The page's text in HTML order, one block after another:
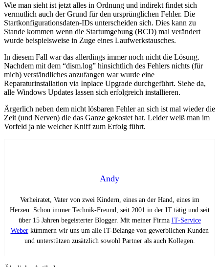
Wie man sieht ist jetzt alles in Ordnung und indirekt findet sich
vermutlich auch der Grund für den ursprünglichen Fehler. Die
Startkonfigurationsdaten-IDs unterscheiden sich. Dies kann zu
Stande kommen wenn die Startumgebung (BCD) mal verändert
wurde beispielsweise in Zuge eines Laufwerkstausches.
In diesem Fall war das allerdings immer noch nicht die Lösung.
Nachdem mit dem “dism.log” hinsichtlich des Fehlers nichts (für
mich) verständliches anzufangen war wurde eine
Reparaturinstallation via Inplace Upgrade durchgeführt. Siehe da,
alle Windows Updates lassen sich erfolgreich installieren.
Ärgerlich neben dem nicht lösbaren Fehler an sich ist mal wieder die
Zeit (und Nerven) die das Ganze gekostet hat. Leider weiß man im
Vorfeld ja nie welcher Kniff zum Erfolg führt.
Andy
Verheiratet, Vater von zwei Kindern, eines an der Hand, eines im
Herzen. Schon immer Technik-Freund, seit 2001 in der IT tätig und seit
über 15 Jahren begeisterter Blogger. Mit meiner Firma IT-Service
Weberkümmern wir uns um alle IT-Belange von gewerblichen Kunden
und unterstützen zusätzlich sowohl Partner als auch Kollegen.